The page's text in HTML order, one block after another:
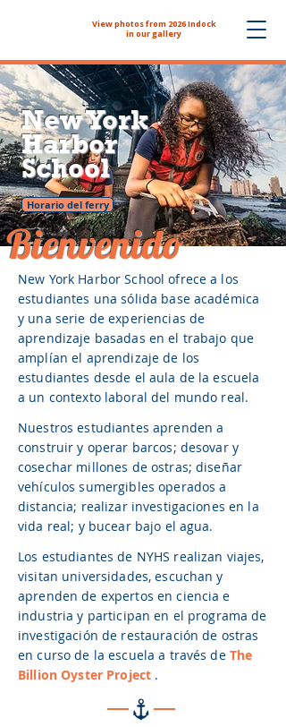
View photos from 2026 Indock
in our gallery
New York
Harbor
School
Horario del ferry
Bienvenido
New York Harbor School ofrece a los
estudiantes una sólida base académica
y una serie de experiencias de
aprendizaje basadas en el trabajo que
amplían el aprendizaje de los
estudiantes desde el aula de la escuela
a un contexto laboral del mundo real.
Nuestros estudiantes aprenden a
construir y operar barcos; desovar y
cosechar millones de ostras; diseñar
vehículos sumergibles operados a
distancia; realizar investigaciones en la
vida real; y bucear bajo el agua.
Los estudiantes de NYHS realizan viajes,
visitan universidades, escuchan y
aprenden de expertos en ciencia e
industria y participan en el programa de
investigación de restauración de ostras
en curso de la escuela a través de The
Billion Oyster Project .